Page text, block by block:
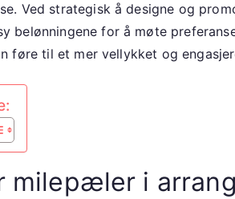
Ved strategisk å designe og
belønningene for å møte
føre til et mer vellykket og
milepæler i